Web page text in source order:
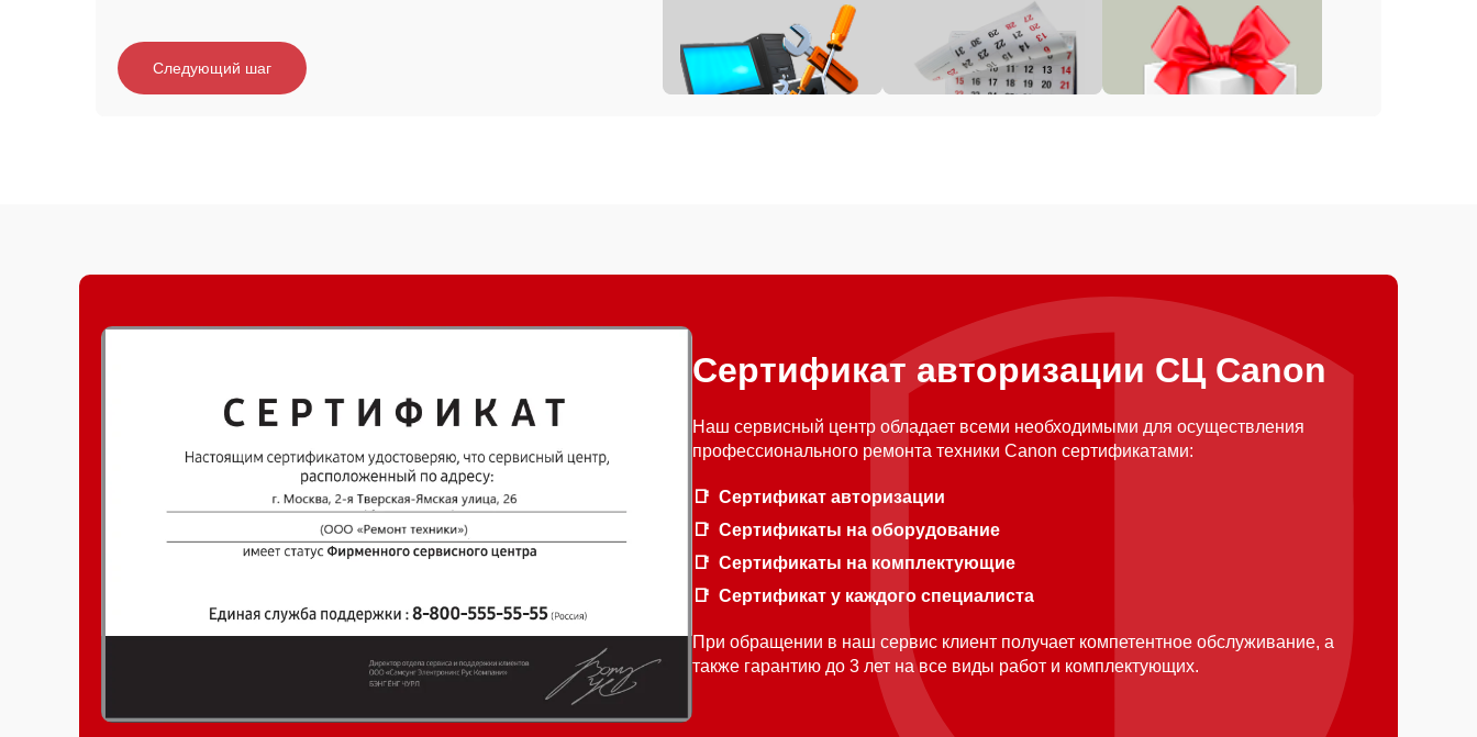
Следующий шаг
Сертификат авторизации СЦ Canon
Наш сервисный центр обладает всеми необходимыми для осуществления
профессионального ремонта техники Canon сертификатами:
Сертификат авторизации
Сертификаты на оборудование
Сертификаты на комплектующие
Сертификат у каждого специалиста
При обращении в наш сервис клиент получает компетентное обслуживание, а
также гарантию до 3 лет на все виды работ и комплектующих.